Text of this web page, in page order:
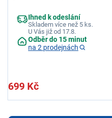
Ihned k odeslání
Skladem více než 5 ks.
U Vás již od 17.8.
Odběr do 15 minut
na 2 prodejnách
699 Kč